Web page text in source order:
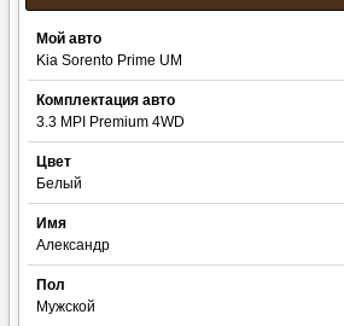
Мой авто
Kia Sorento Prime UM
Комплектация авто
3.3 MPI Premium 4WD
Цвет
Белый
Имя
Александр
Пол
Мужской